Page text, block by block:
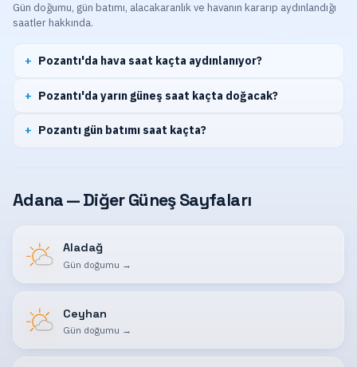
Gün doğumu, gün batımı, alacakaranlık ve havanın kararıp aydınlandığı
saatler hakkında.
Pozantı'da hava saat kaçta aydınlanıyor?
Pozantı'da yarın güneş saat kaçta doğacak?
Pozantı gün batımı saat kaçta?
Adana — Diğer Güneş Sayfaları
Aladağ
Gün doğumu →
Ceyhan
Gün doğumu →